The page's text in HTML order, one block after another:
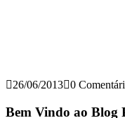
26/06/2013 0
Bem Vindo ao Blog